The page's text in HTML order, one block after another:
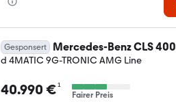
Gesponsert Mercedes-Benz CLS 400
d 4MATIC 9G-TRONIC AMG Line
40.990 €¹
Fairer Preis